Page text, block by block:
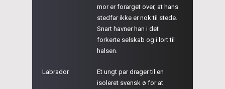
mor er forarget over, at hans
stedfar ikke er nok til stede.
Snart havner han i det
forkerte selskab og i lort til
halsen.
Labrador
Et ungt par drager til en
isoleret svensk ø for at